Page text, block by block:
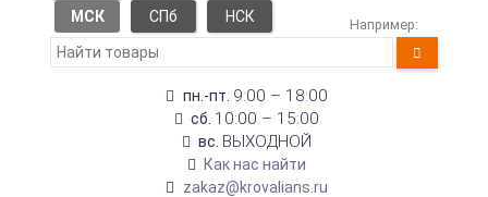
МСК СПб НСК Например:
пн.-пт. 9:00 – 18:00
сб. 10:00 – 15:00
вс. ВЫХОДНОЙ
Как нас найти
zakaz@krovalians.ru